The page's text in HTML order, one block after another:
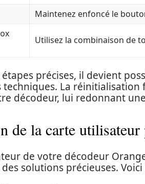
Maintenez enfoncé le
Utilisez la combinaison de
étapes précises, il devient
techniques. La
décodeur, lui redonnant
de la carte utilisateur
de votre décodeur
solutions précieuses.